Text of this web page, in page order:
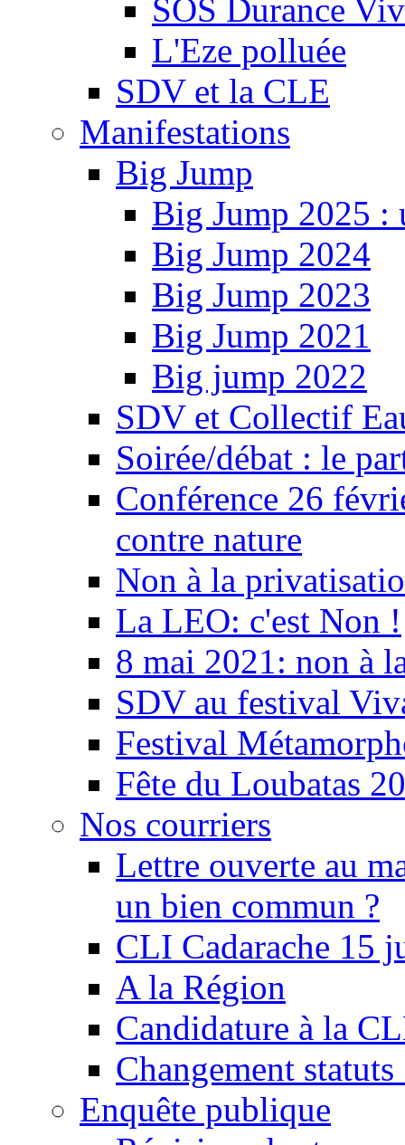
SOS Durance
L'Eze polluée
SDV et la CLE
Manifestations
Big Jump
Big Jump 2025 :
Big Jump 2024
Big Jump 2023
Big Jump 2021
Big jump 2022
SDV et Collectif
Soirée/débat : le
Conférence 26
contre nature
Non à la
La LEO: c'est Non !
8 mai 2021: non à
SDV au festival
Festival
Fête du Loubatas
Nos courriers
Lettre ouverte au
un bien commun ?
CLI Cadarache 15
A la Région
Candidature à la
Changement
Enquête publique